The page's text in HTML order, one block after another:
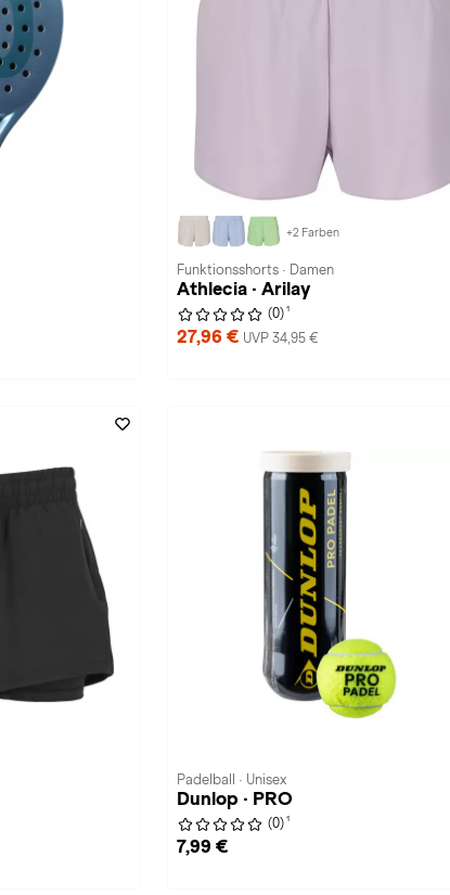
+2 Farben
Funktionsshorts · Damen
Athlecia · Arilay
(0) 1
27,96 € UVP 34,95 €
Padelball · Unisex
Dunlop · PRO
(0) 1
7,99 €